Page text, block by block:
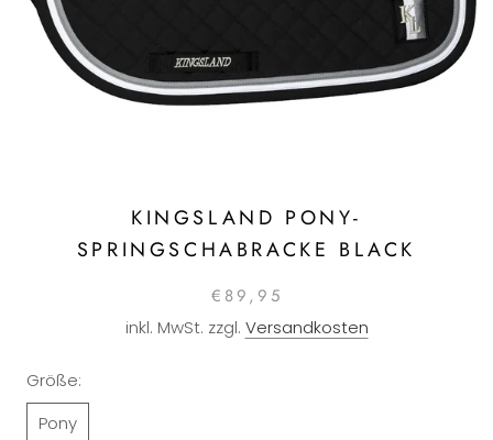
KINGSLAND PONY-
SPRINGSCHABRACKE BLACK
€89,95
inkl. MwSt. zzgl. Versandkosten
Größe:
Pony